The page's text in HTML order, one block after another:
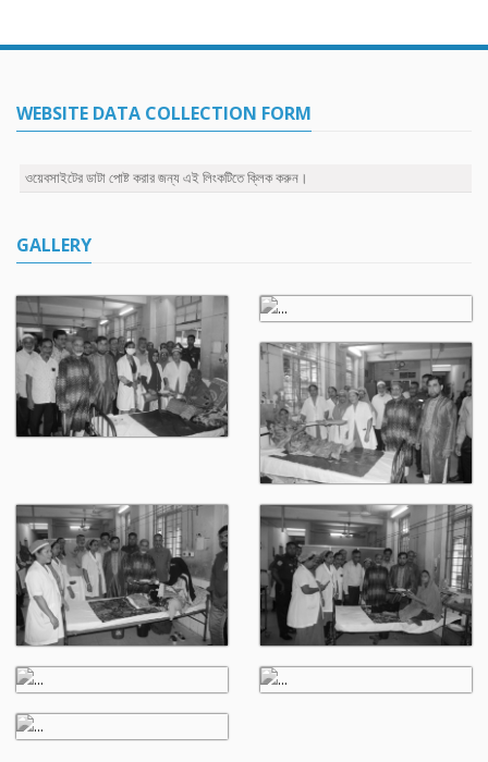
WEBSITE DATA COLLECTION FORM
ওয়েবসাইটের ডাটা পোষ্ট করার জন্য এই লিংকটিতে ক্লিক করুন।
GALLERY